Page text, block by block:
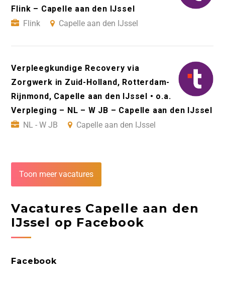
Flink – Capelle aan den IJssel
Flink
Capelle aan den IJssel
Verpleegkundige Recovery via
Zorgwerk in Zuid-Holland, Rotterdam-
Rijnmond, Capelle aan den IJssel • o.a.
Verpleging – NL – W JB – Capelle aan den IJssel
NL - W JB
Capelle aan den IJssel
Toon meer vacatures
Vacatures Capelle aan den
IJssel op Facebook
Facebook